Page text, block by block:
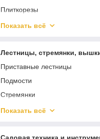
Плиткорезы
Пильные станки
Тиски
Стружкоотсосы
Фрезерные станки
Строгальные станки
Шлифовальные станки
Показать всё
Лестницы, стремянки,
Приставные лестницы
Подмости
Стремянки
Двухсекционные лестницы
Передвижные лестницы с
Показать всё